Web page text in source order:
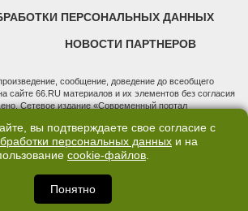
ПЕРСОНАЛЬНЫХ ДАННЫХ
НОВОСТИ ПАРТНЕРОВ
сообщение, доведение до всеобщего
сайте 66.RU материалов и их элементов без согласия
Сетевое издание «Современный портал
технологий и массовых коммуникаций
номер ЭЛ № ФС 77 - 76634 от 02.09.2019
ответственностью "66.ру". Юридический
редакции и отдела продаж: 620014, Свердловская
Бориса Ельцина, д. 3, оф. 7015, +7 (343) 288-50-66
редактор: Шлыков Дмитрий Владимирович
вы подтверждаете свое согласие с
персональных данных и на
cookie-файлов.
Понятно